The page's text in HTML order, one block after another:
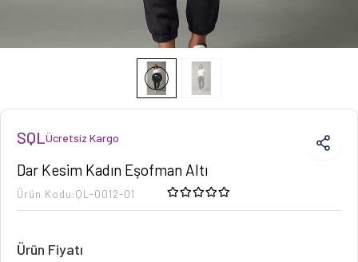
SQLÜcretsiz Kargo
Dar Kesim Kadın Eşofman Altı
Ürün Kodu:QL-0012-01
Ürün Fiyatı